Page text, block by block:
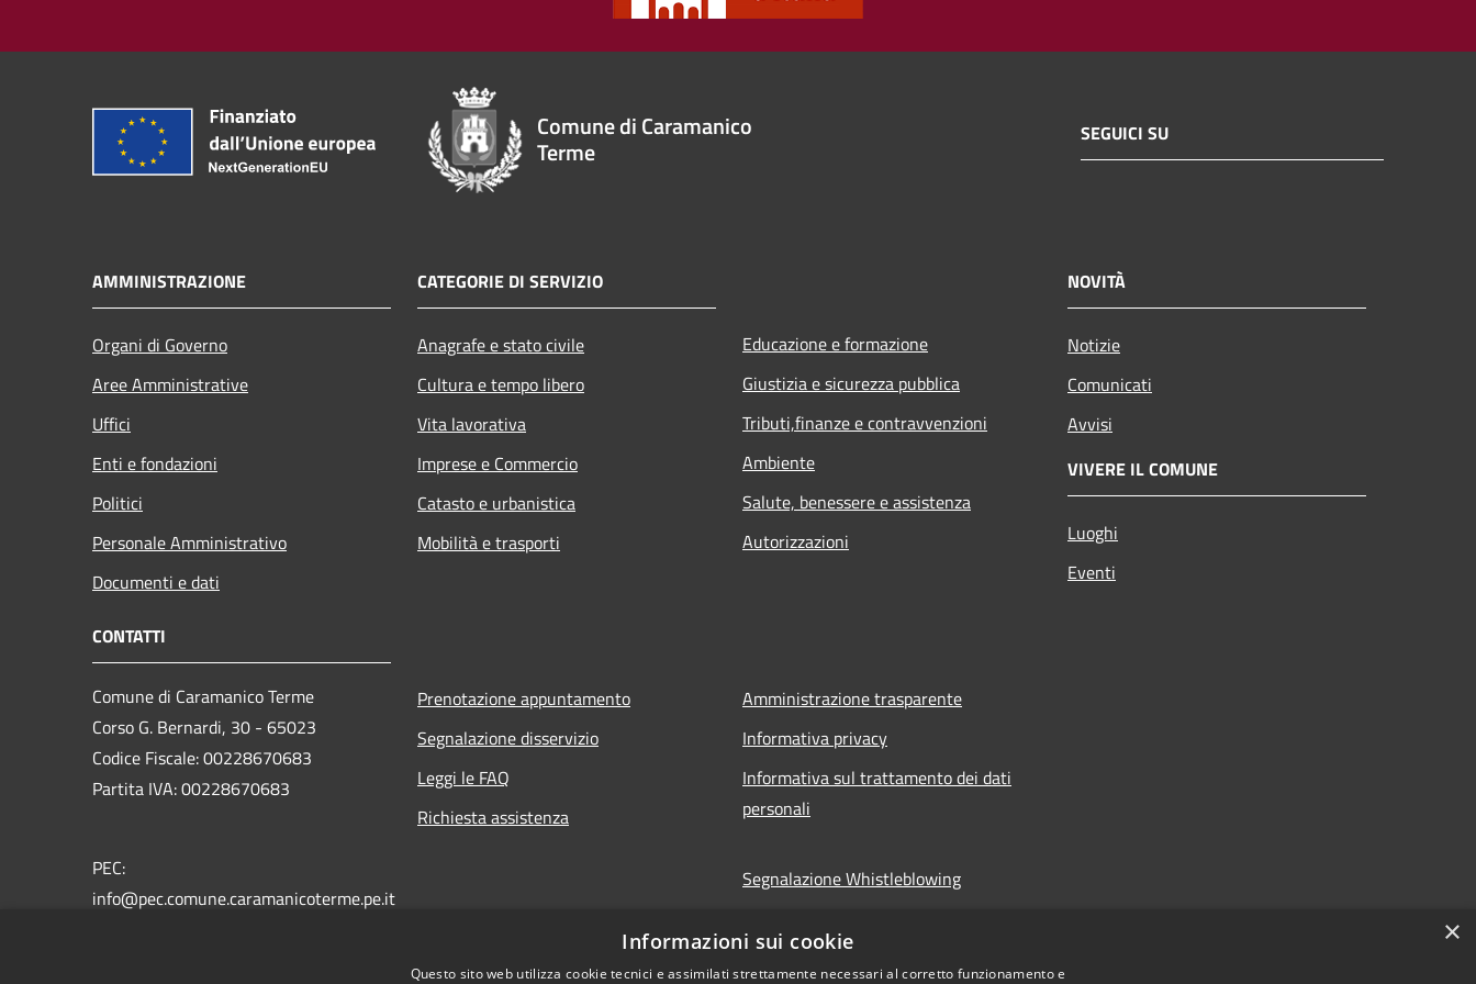
Comune di Caramanico
Terme
SEGUICI SU
AMMINISTRAZIONE
Organi di Governo
Aree Amministrative
Uffici
Enti e fondazioni
Politici
Personale Amministrativo
Documenti e dati
CATEGORIE DI SERVIZIO
Anagrafe e stato civile
Cultura e tempo libero
Vita lavorativa
Imprese e Commercio
Catasto e urbanistica
Mobilità e trasporti
Educazione e formazione
Giustizia e sicurezza pubblica
Tributi,finanze e contravvenzioni
Ambiente
Salute, benessere e assistenza
Autorizzazioni
NOVITÀ
Notizie
Comunicati
Avvisi
VIVERE IL COMUNE
Luoghi
Eventi
CONTATTI
Comune di Caramanico Terme
Corso G. Bernardi, 30 - 65023
Codice Fiscale: 00228670683
Partita IVA: 00228670683
PEC:
info@pec.comune.caramanicoterme.pe.it
Prenotazione appuntamento
Segnalazione disservizio
Leggi le FAQ
Richiesta assistenza
Amministrazione trasparente
Informativa privacy
Informativa sul trattamento dei dati
personali
Segnalazione Whistleblowing
Dichiarazione di accessibilità
×
Informazioni sui cookie
Questo sito web utilizza cookie tecnici e assimilati strettamente necessari al corretto funzionamento e